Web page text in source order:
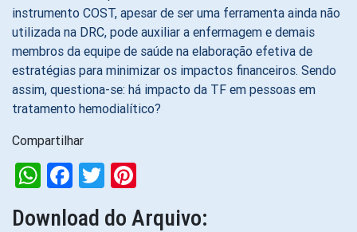
instrumento COST, apesar de ser uma ferramenta ainda não
utilizada na DRC, pode auxiliar a enfermagem e demais
membros da equipe de saúde na elaboração efetiva de
estratégias para minimizar os impactos financeiros. Sendo
assim, questiona-se: há impacto da TF em pessoas em
tratamento hemodialítico?
Compartilhar
WhatsApp
Facebook
Twitter
Download do Arquivo: